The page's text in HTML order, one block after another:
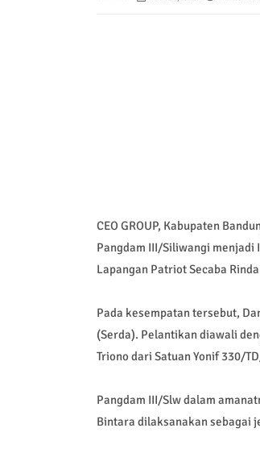
CEO GROUP, Kabupaten
Pangdam III/Siliwangi menjadi
Lapangan Patriot Secaba
Pada kesempatan tersebut,
(Serda). Pelantikan diawali
Triono dari Satuan Yonif 330/
Pangdam III/Slw dalam
Bintara dilaksanakan sebagai